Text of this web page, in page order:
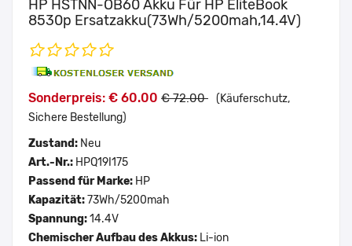
HP HSTNN-OB60 Akku Für HP EliteBook
8530p Ersatzakku(73Wh/5200mah,14.4V)
Sonderpreis: € 60.00 € 72.00 (Käuferschutz,
Sichere Bestellung)
Zustand: Neu
Art.-Nr.: HPQ19I175
Passend für Marke: HP
Kapazität:73Wh/5200mah
Spannung:14.4V
Chemischer Aufbau des Akkus: Li-ion